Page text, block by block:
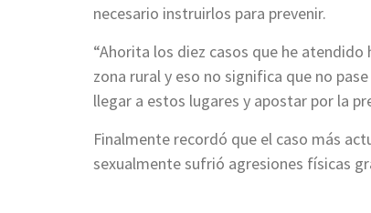
necesario instruirlos para prevenir.
“Ahorita los diez casos que he atendido
zona rural y eso no significa que no
llegar a estos lugares y apostar por la
Finalmente recordó que el caso más
sexualmente sufrió agresiones físicas